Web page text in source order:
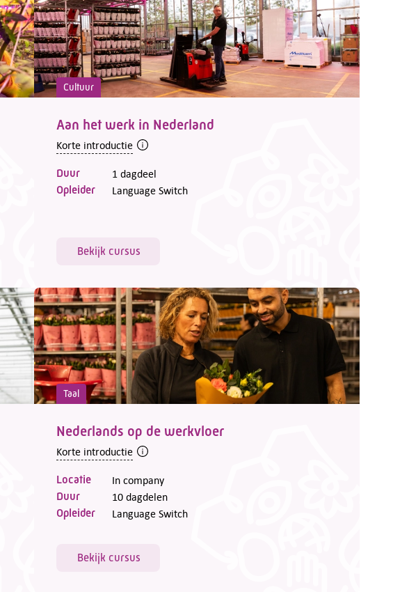
Cultuur
Aan het werk in Nederland
Korte introductie
Duur 1 dagdeel
Opleider Language Switch
Bekijk cursus
Taal
Nederlands op de werkvloer
Korte introductie
Locatie In company
Duur 10 dagdelen
Opleider Language Switch
Bekijk cursus